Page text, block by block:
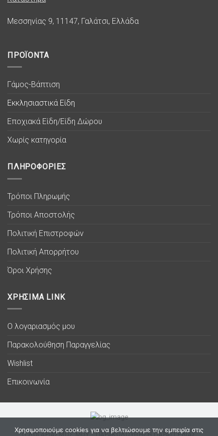
Μεσσηνίας 9, 11147, Γαλάτσι, Ελλάδα
ΠΡΟΪΟΝΤΑ
Γάμος-Βάπτιση
Εκκλησιαστικά Είδη
Εποχιακά Είδη/Είδη Δώρου
Χωρίς κατηγορία
ΠΛΗΡΟΦΟΡΙΕΣ
Τρόποι Πληρωμής
Τρόποι Αποστολής
Πολιτική Επιστροφών
Πολιτική Απορρήτου
Όροι Χρήσης
ΧΡΗΣΙΜΑ LINK
Ο λογαριασμός μου
Παρακολούθηση Παραγγελίας
Wishlist
Επικοινωνία
Ο ΛΟΓΑΡΙΑΣΜΟΣ ΜΟΥ ΠΑΡΑΚΟΛΟΥΘΗΣΗ ΠΑΡΑΓΓΕΛΙΑΣ
Χρησιμοποιούμε cookies για να βελτιώσουμε την εμπειρία στις